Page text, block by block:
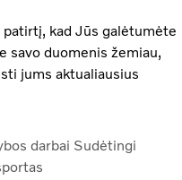
kad Jūs galėtumėte
savo duomenis žemiau,
jums aktualiausius
darbai Sudėtingi